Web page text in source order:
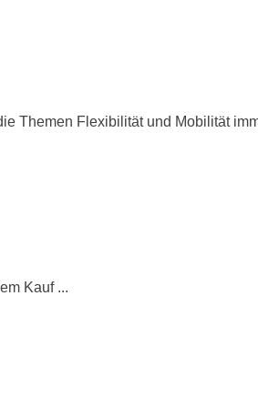
Themen Flexibilität und Mobilität
Kauf ...